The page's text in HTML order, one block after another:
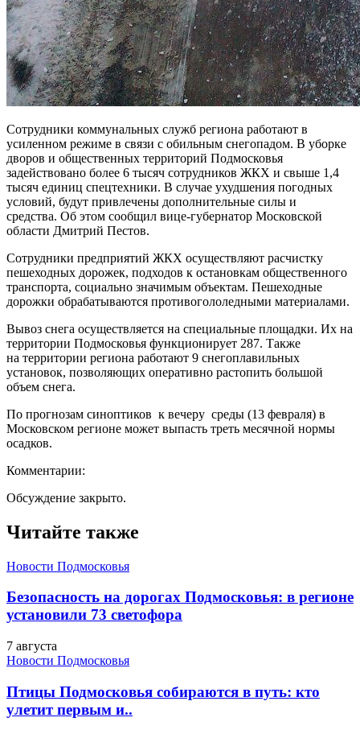
Сотрудники коммунальных служб региона работают в
усиленном режиме в связи с обильным снегопадом. В уборке
дворов и общественных территорий Подмосковья
задействовано более 6 тысяч сотрудников ЖКХ и свыше 1,4
тысяч единиц спецтехники. В случае ухудшения погодных
условий, будут привлечены дополнительные силы и
средства. Об этом сообщил вице-губернатор Московской
области Дмитрий Пестов.
Сотрудники предприятий ЖКХ осуществляют расчистку
пешеходных дорожек, подходов к остановкам общественного
транспорта, социально значимым объектам. Пешеходные
дорожки обрабатываются противогололедными материалами.
Вывоз снега осуществляется на специальные площадки. Их на
территории Подмосковья функционирует 287. Также
на территории региона работают 9 снегоплавильных
установок, позволяющих оперативно растопить большой
объем снега.
По прогнозам синоптиков к вечеру среды (13 февраля) в
Московском регионе может выпасть треть месячной нормы
осадков.
Комментарии:
Обсуждение закрыто.
Читайте также
Новости Подмосковья
Безопасность на дорогах Подмосковья: в регионе
установили 73 светофора
7 августа
Новости Подмосковья
Птицы Подмосковья собираются в путь: кто
улетит первым и..